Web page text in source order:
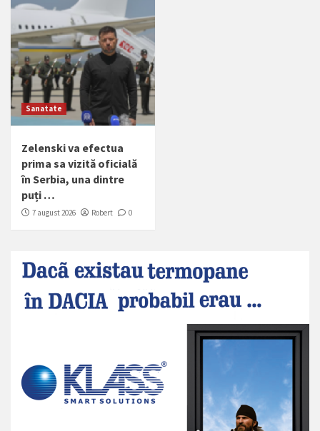
Sanatate
Zelenski va efectua
prima sa vizită oficială
în Serbia, una dintre
puți …
7 august 2026 Robert 0